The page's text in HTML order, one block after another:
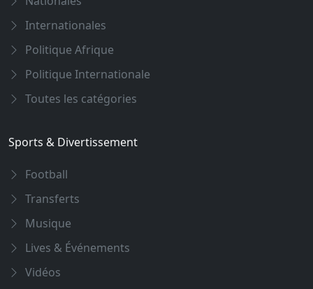
Internationales
Politique Afrique
Politique Internationale
Toutes les catégories
Sports & Divertissement
Football
Transferts
Musique
Lives & Événements
Vidéos